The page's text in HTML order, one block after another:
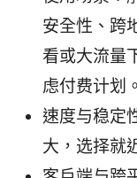
安全性、跨
看或大流量
虑付费计划。
速度与稳定
大，选择就